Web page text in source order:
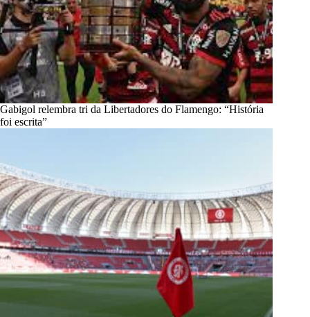
Gabigol relembra tri da Libertadores do Flamengo: “História
foi escrita”